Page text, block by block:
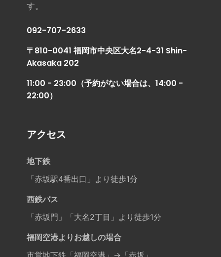
す。
092-707-2633
〒810-0041 福岡市中央区大名2-4-31 Shin-
Akasaka 202
11:00 - 23:00（予約がない場合は、14:00 -
22:00）
アクセス
地下鉄
「赤坂駅4番出口」より徒歩1分
西鉄バス
「赤坂門」「大名2丁目」より徒歩1分
福岡空港よりお越しの場合